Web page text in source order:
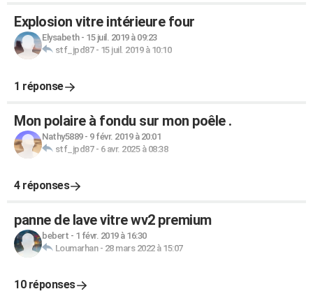
Explosion vitre intérieure four
Elysabeth- 15 juil. 2019 à 09:23
stf_jpd87- 15 juil. 2019 à 10:10
1 réponse
Mon polaire à fondu sur mon poêle .
Nathy5889- 9 févr. 2019 à 20:01
stf_jpd87- 6 avr. 2025 à 08:38
4 réponses
panne de lave vitre wv2 premium
bebert - 1 févr. 2019 à 16:30
Loumarhan- 28 mars 2022 à 15:07
10 réponses